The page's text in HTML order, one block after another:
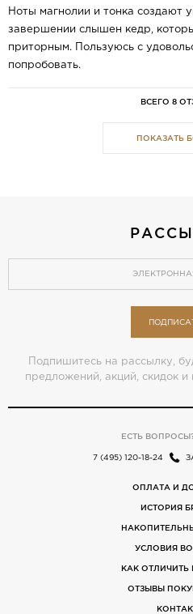
Ноты магнолии и тонка создают
завершении слышен кедр,
приторным. Пользуюсь с
попробовать.
ВСЕГО 8
ПОКАЗАТЬ
Подпишитесь на рассылку,
предложений, акций, скидок и
ЕСТЬ
7 (495) 120-18-24
ОПЛАТА И
ИСТОРИЯ
УСЛОВИЯ
КАК ОТЛИЧИТЬ
ОТЗЫВЫ